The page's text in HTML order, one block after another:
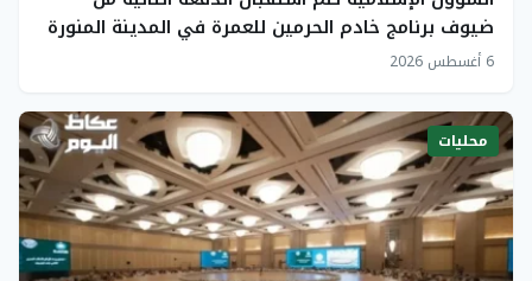
ضيوف برنامج خادم الحرمين للعمرة في المدينة المنورة
6 أغسطس 2026
محليات